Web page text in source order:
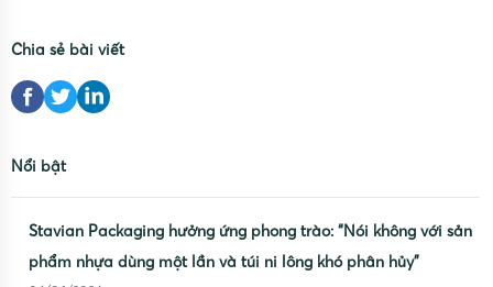
Chia sẻ bài viết
Nổi bật
Stavian Packaging hưởng ứng phong trào: “Nói không với sản
phẩm nhựa dùng một lần và túi ni lông khó phân hủy”